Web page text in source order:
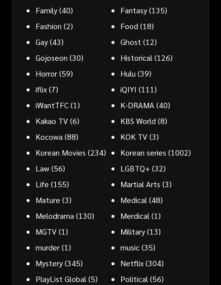
Family(40) Fantasy(135)
Fashion (2) Food (18)
Gay(43) Ghost (12)
Gojoseon (30) Historical (126)
Horror(59) Hulu (39)
iflix(7) iQIYI (111)
iWantTFC(1) K-DRAMA (40)
Kakao TV(6) KBS World (8)
Kocowa (88) KOK TV(3)
Korean Movies (234) Korean series (1002)
Law(56) LGBTQ+ (32)
Life (155) Martial Arts (3)
Mature (3) Medical (48)
Melodrama (130) Merdical (1)
MGTV(1) Military(13)
murder(1) music(35)
Mystery(345) Netflix(304)
PlayList Global (5) Political (56)